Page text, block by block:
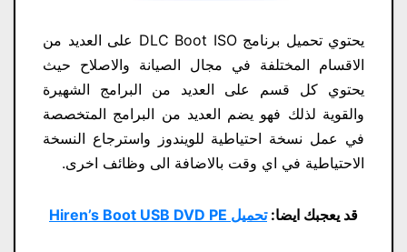
يحتوي تحميل برنامج DLC Boot ISO​ على العديد من
الاقسام المختلفة في مجال الصيانة والاصلاح حيث
يحتوي كل قسم على العديد من البرامج الشهيرة
والقوية لذلك فهو يضم العديد من البرامج المتخصصة
في عمل نسخة احتياطية للويندوز واسترجاع النسخة
الاحتياطية في اي وقت بالاضافة الى وظائف اخرى.
قد يعجبك ايضا:تحميل Hiren’s Boot USB DVD PE